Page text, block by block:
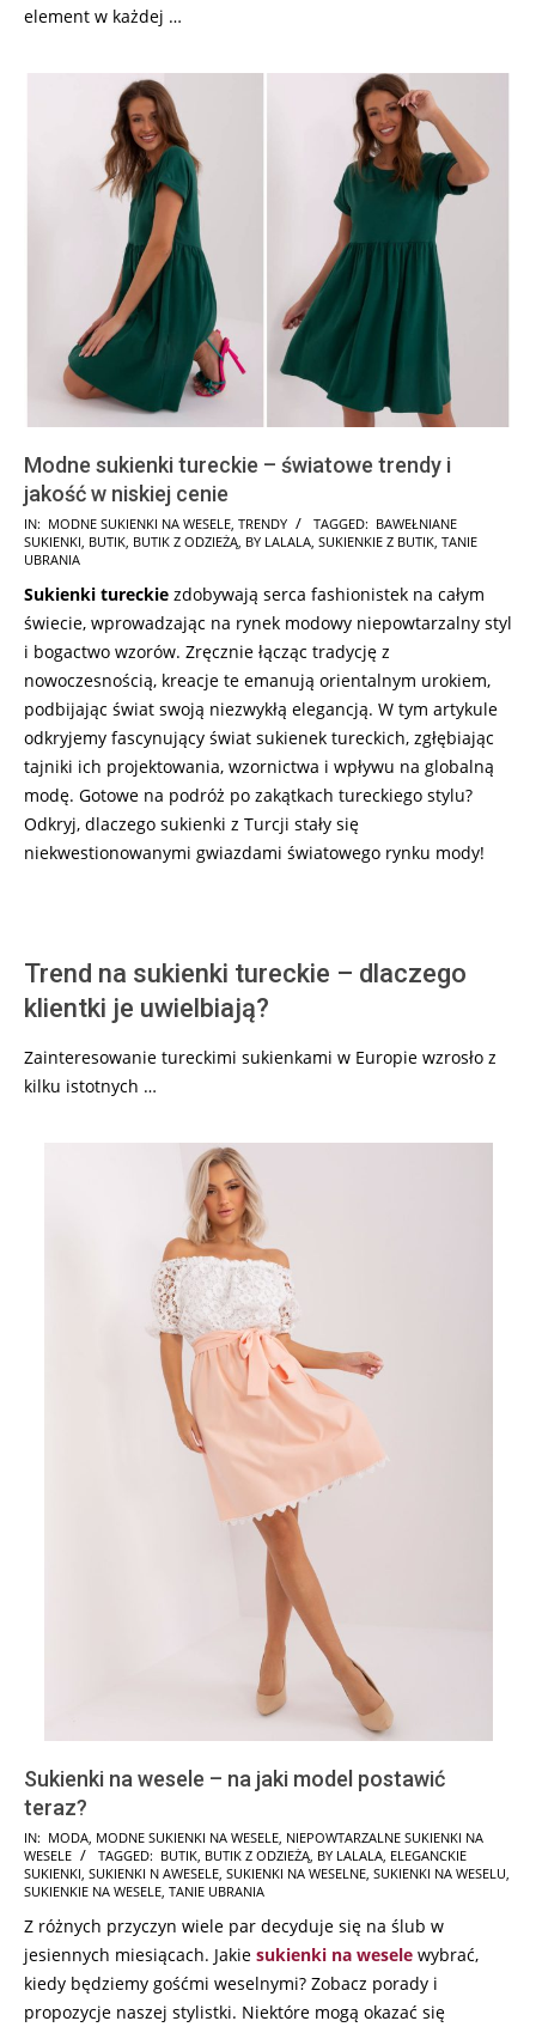
element w każdej …
Modne sukienki tureckie – światowe trendy i
jakość w niskiej cenie
2024-
01-
IN: MODNE SUKIENKI NA WESELE TRENDY TAGGED: BAWEŁNIANE
SUKIENKI BUTIK BUTIK Z ODZIEŻĄ BY LALALA SUKIENKIE Z BUTIK TANIE
UBRANIA
Sukienki tureckie zdobywają serca fashionistek na całym
świecie, wprowadzając na rynek modowy niepowtarzalny styl
i bogactwo wzorów. Zręcznie łącząc tradycję z
nowoczesnością, kreacje te emanują orientalnym urokiem,
podbijając świat swoją niezwykłą elegancją. W tym artykule
odkryjemy fascynujący świat sukienek tureckich, zgłębiając
tajniki ich projektowania, wzornictwa i wpływu na globalną
modę. Gotowe na podróż po zakątkach tureckiego stylu?
Odkryj, dlaczego sukienki z Turcji stały się
niekwestionowanymi gwiazdami światowego rynku mody!
Trend na sukienki tureckie – dlaczego
klientki je uwielbiają?
Zainteresowanie tureckimi sukienkami w Europie wzrosło z
kilku istotnych …
Sukienki na wesele – na jaki model postawić
teraz?
2024-
01-
13
IN: MODA MODNE SUKIENKI NA WESELE NIEPOWTARZALNE SUKIENKI NA
WESELE
TAGGED: BUTIK BUTIK Z ODZIEŻĄ BY LALALA ELEGANCKIE
SUKIENKI SUKIENKI N AWESELE SUKIENKI NA WESELNE SUKIENKI NA WESELU
SUKIENKIE NA WESELE TANIE UBRANIA
Z różnych przyczyn wiele par decyduje się na ślub w
jesiennych miesiącach. Jakie sukienki na wesele wybrać,
kiedy będziemy gośćmi weselnymi? Zobacz porady i
propozycje naszej stylistki. Niektóre mogą okazać się